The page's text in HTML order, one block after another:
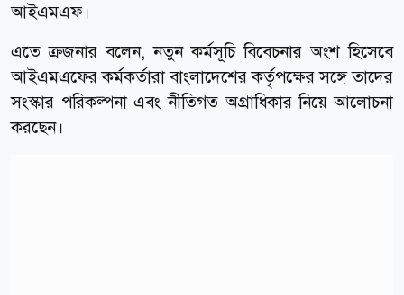
আইএমএফ।
এতে ক্রজনার বলেন, নতুন কর্মসূচি বিবেচনার অংশ হিসেবে
আইএমএফের কর্মকর্তারা বাংলাদেশের কর্তৃপক্ষের সঙ্গে তাদের
সংস্কার পরিকল্পনা এবং নীতিগত অগ্রাধিকার নিয়ে আলোচনা
করছেন।